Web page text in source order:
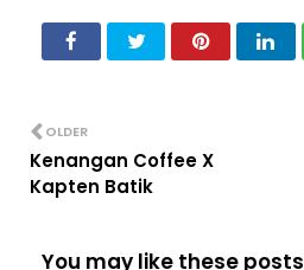
OLDER
Kenangan Coffee X
Kapten Batik
You may like these posts